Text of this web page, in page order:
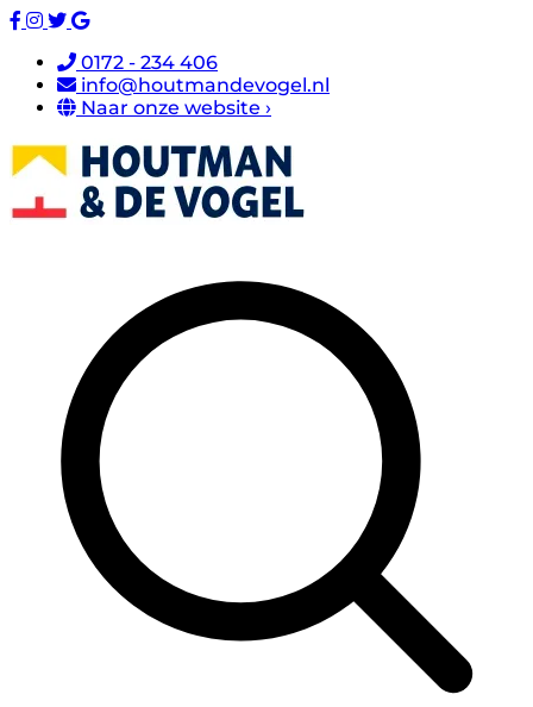
0172 - 234 406
info@houtmandevogel.nl
Naar onze website ›